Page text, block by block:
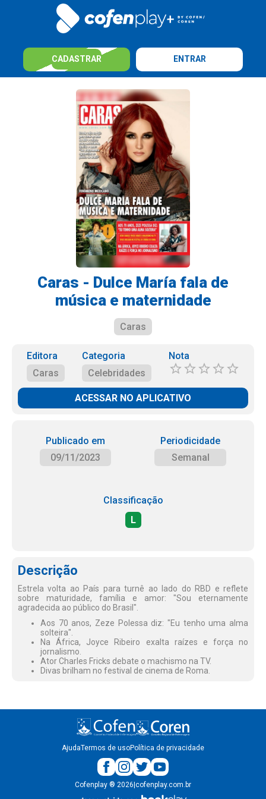
CADASTRAR ENTRAR
Caras - Dulce María fala de
música e maternidade
Caras
Editora
Caras
Categoria
Celebridades
Nota
ACESSAR NO APLICATIVO
Publicado em
09/11/2023
Periodicidade
Semanal
Classificação
L
Descrição
Estrela volta ao País para turnê ao lado do RBD e reflete
sobre maturidade, família e amor: "Sou eternamente
agradecida ao público do Brasil".
Aos 70 anos, Zeze Polessa diz: "Eu tenho uma alma
solteira".
Na África, Joyce Ribeiro exalta raízes e força no
jornalismo.
Ator Charles Fricks debate o machismo na TV.
Divas brilham no festival de cinema de Roma.
AjudaTermos de usoPolítica de privacidade
Cofenplay ® 2026 cofenplay.com.br